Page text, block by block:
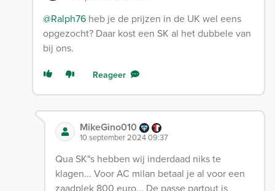
@Ralph76heb je de prijzen in de UK wel eens
opgezocht? Daar kost een SK al het dubbele van
bij ons.
Reageer
MikeGino010
10 september 2024 09:37
Qua SK"s hebben wij inderdaad niks te
klagen... Voor AC milan betaal je al voor een